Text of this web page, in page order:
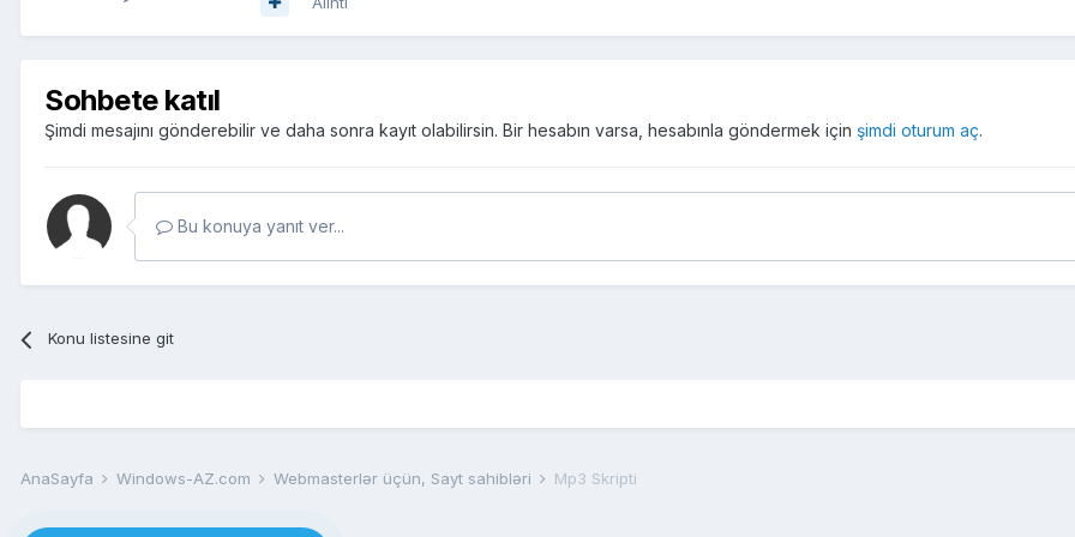
Sohbete katıl
Şimdi mesajını gönderebilir ve daha sonra kayıt olabilirsin. Bir hesabın varsa, hesabınla göndermek için şimdi oturum aç.
Bu konuya yanıt ver...
Konu listesine git
AnaSayfa Windows-AZ.com Webmasterlər üçün, Sayt sahibləri Mp3 Skripti